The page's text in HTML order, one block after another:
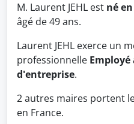
M. Laurent JEHL est né
âgé de 49 ans.
Laurent JEHL exerce un
professionnelle
d'entreprise.
2 autres maires portent
en France.